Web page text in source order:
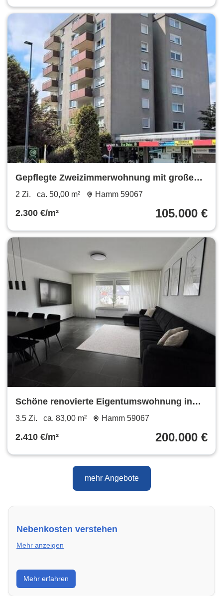
Gepflegte Zweizimmerwohnung mit großen
Balkon
2 Zi. ca. 50,00 m² Hamm 59067
2.300 €/m² 105.000 €
Schöne renovierte Eigentumswohnung in
aktraktiver Lage
3.5 Zi. ca. 83,00 m² Hamm 59067
2.410 €/m² 200.000 €
mehr Angebote
Nebenkosten verstehen
Mehr anzeigen
Erfahre, welche Nebenkosten rechtmäßig sind und
wie du deine monatliche Belastung optimieren
kannst.
Mehr erfahren